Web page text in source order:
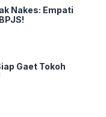
Nakes: Empati
Gaet Tokoh